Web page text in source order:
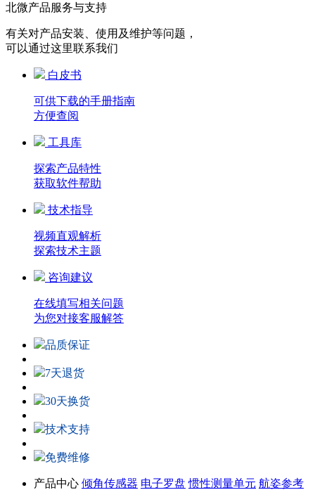
北微产品服务与支持
有关对产品安装、使用及维护等问题，
可以通过这里联系我们
白皮书
可供下载的手册指南
方便查阅
工具库
探索产品特性
获取软件帮助
技术指导
视频直观解析
探索技术主题
咨询建议
在线填写相关问题
为您对接客服解答
品质保证
7天退货
30天换货
技术支持
免费维修
产品中心 倾角传感器 电子罗盘 惯性测量单元 航姿参考